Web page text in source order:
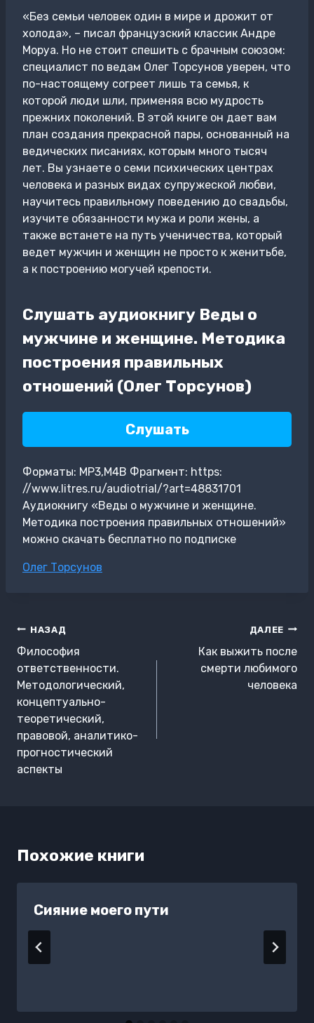
«Без семьи человек один в мире и дрожит от
холода», – писал французский классик Андре
Моруа. Но не стоит спешить с брачным союзом:
специалист по ведам Олег Торсунов уверен, что
по-настоящему согреет лишь та семья, к
которой люди шли, применяя всю мудрость
прежних поколений. В этой книге он дает вам
план создания прекрасной пары, основанный на
ведических писаниях, которым много тысяч
лет. Вы узнаете о семи психических центрах
человека и разных видах супружеской любви,
научитесь правильному поведению до свадьбы,
изучите обязанности мужа и роли жены, а
также встанете на путь ученичества, который
ведет мужчин и женщин не просто к женитьбе,
а к построению могучей крепости.
Слушать аудиокнигу Веды о
мужчине и женщине. Методика
построения правильных
отношений (Олег Торсунов)
Слушать
Форматы: MP3,M4B Фрагмент: https:
//www.litres.ru/audiotrial/?art=48831701
Аудиокнигу «Веды о мужчине и женщине.
Методика построения правильных отношений»
можно скачать бесплатно по подписке
Метки
Олег Торсунов
Навигация
по
записям
НАЗАД
Философия
ответственности.
Методологический,
концептуально-
теоретический,
правовой, аналитико-
прогностический
аспекты
ДАЛЕЕ
Как выжить после
смерти любимого
человека
Похожие книги
Сияние моего пути